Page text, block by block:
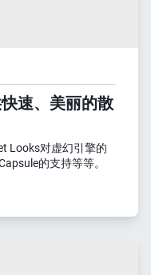
快速、美丽的散
Looks对虚幻引擎的
的支持等等。